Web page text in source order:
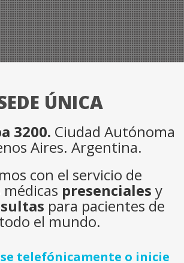
ÚNICA
3200. Ciudad Autónoma
Aires. Argentina.
con el servicio de
presenciales y
para pacientes de
todo el mundo.
telefónicamente o inicie